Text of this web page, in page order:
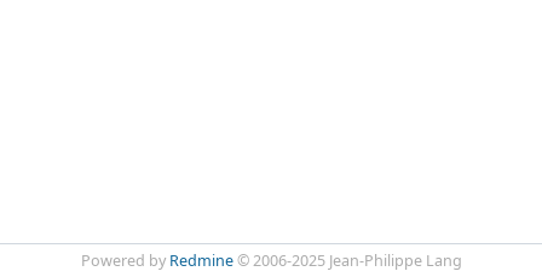
Powered by Redmine© 2006-2025 Jean-Philippe Lang